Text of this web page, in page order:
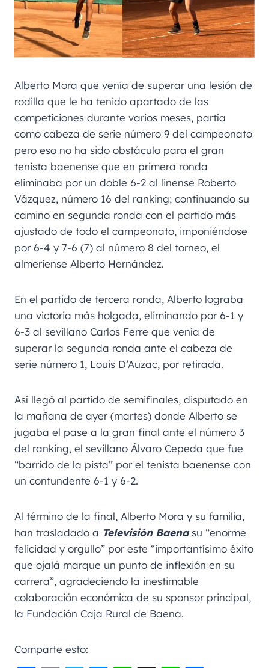
Alberto Mora que venía de superar una lesión de
rodilla que le ha tenido apartado de las
competiciones durante varios meses, partía
como cabeza de serie número 9 del campeonato
pero eso no ha sido obstáculo para el gran
tenista baenense que en primera ronda
eliminaba por un doble 6-2 al linense Roberto
Vázquez, número 16 del ranking; continuando su
camino en segunda ronda con el partido más
ajustado de todo el campeonato, imponiéndose
por 6-4 y 7-6 (7) al número 8 del torneo, el
almeriense Alberto Hernández.
En el partido de tercera ronda, Alberto lograba
una victoria más holgada, eliminando por 6-1 y
6-3 al sevillano Carlos Ferre que venía de
superar la segunda ronda ante el cabeza de
serie número 1, Louis D’Auzac, por retirada.
Así llegó al partido de semifinales, disputado en
la mañana de ayer (martes) donde Alberto se
jugaba el pase a la gran final ante el número 3
del ranking, el sevillano Álvaro Cepeda que fue
“barrido de la pista” por el tenista baenense con
un contundente 6-1 y 6-2.
Al término de la final, Alberto Mora y su familia,
han trasladado a Televisión Baenasu “enorme
felicidad y orgullo” por este “importantísimo éxito
que ojalá marque un punto de inflexión en su
carrera”, agradeciendo la inestimable
colaboración económica de su sponsor principal,
la Fundación Caja Rural de Baena.
Comparte esto: